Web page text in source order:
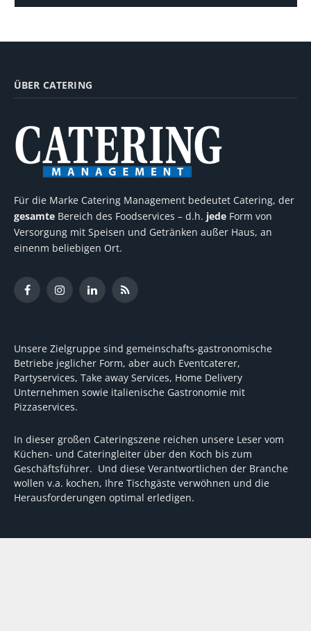
ÜBER CATERING
Für die Marke Catering Management bedeutet Catering, der
gesamte Bereich des Foodservices – d.h. jede Form von
Versorgung mit Speisen und Getränken außer Haus, an
einenm beliebigen Ort.
FacebookInstagramLinkedInRSS
Unsere Zielgruppe sind gemeinschafts-gastronomische
Betriebe jeglicher Form, aber auch Eventcaterer,
Partyservices, Take away Services, Home Delivery
Unternehmen sowie italienische Gastronomie mit
Pizzaservices.
In dieser großen Cateringszene reichen unsere Leser vom
Küchen- und Cateringleiter über den Koch bis zum
Geschäftsführer. Und diese Verantwortlichen der Branche
wollen v.a. kochen, Ihre Tischgäste verwöhnen und die
Herausforderungen optimal erledigen.